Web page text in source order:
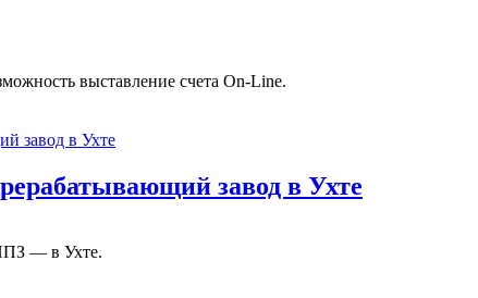
выставление счета On-Line.
завод в Ухте
— в Ухте.